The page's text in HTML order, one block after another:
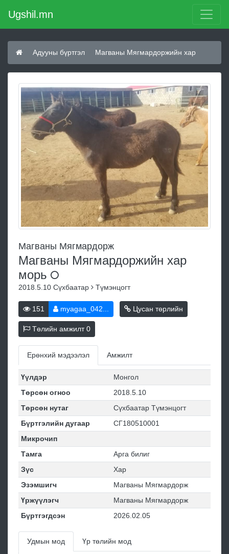
Ugshil.mn
Адууны бүртгэл Магваны Мягмардоржийн хар
Магваны Мягмардорж
Магваны Мягмардоржийн хар
морь
2018.5.10 Сүхбаатар Түмэнцогт
151 myagaa_042... Цусан төрлийн
Төлийн амжилт0
Ерөнхий мэдээлэл Амжилт
Үүлдэр
Монгол
Төрсөн огноо
2018.5.10
Төрсөн нутаг
Сүхбаатар Түмэнцогт
Бүртгэлийн дугаар
СГ180510001
Микрочип
Тамга
Арга билиг
Зүс
Хар
Эзэмшигч
Магваны Мягмардорж
Үржүүлэгч
Магваны Мягмардорж
Бүртгэгдсэн
2026.02.05
Удмын мод Үр төлийн мод